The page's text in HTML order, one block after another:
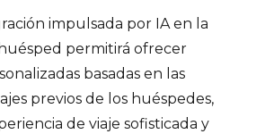
impulsada por IA en la
permitirá ofrecer
basadas en las
previos de los huéspedes,
de viaje sofisticada y